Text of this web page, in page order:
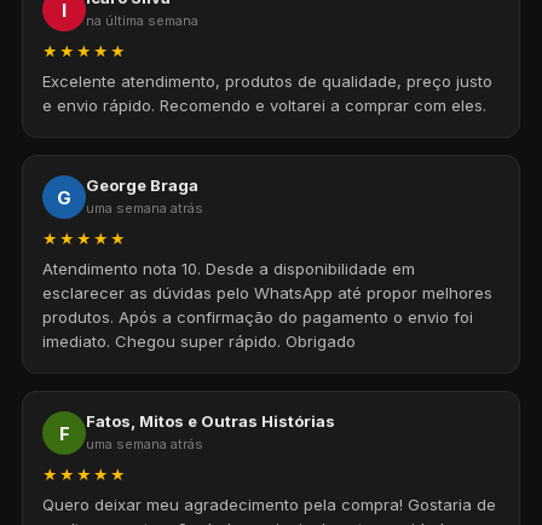
I na última semana
★★★★★
Excelente atendimento, produtos de qualidade, preço justo
e envio rápido. Recomendo e voltarei a comprar com eles.
G
George Braga
uma semana atrás
★★★★★
Atendimento nota 10. Desde a disponibilidade em
esclarecer as dúvidas pelo WhatsApp até propor melhores
produtos. Após a confirmação do pagamento o envio foi
imediato. Chegou super rápido. Obrigado
F
Fatos, Mitos e Outras Histórias
uma semana atrás
★★★★★
Quero deixar meu agradecimento pela compra! Gostaria de